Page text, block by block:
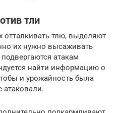
тли
отталкивать тлю, выделяют
их нужно высаживать
атакам
найти информацию о
и урожайность была